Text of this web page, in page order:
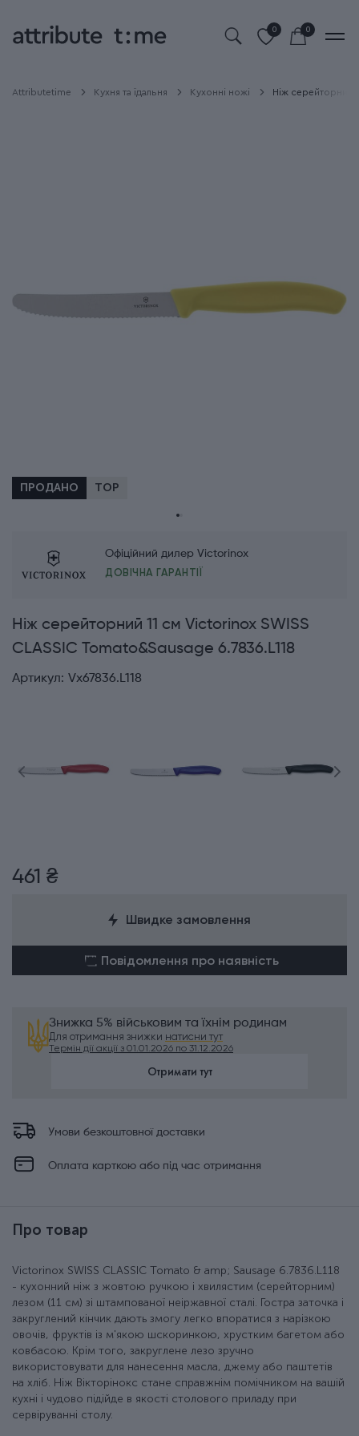
0 0
Attributetime Кухня та їдальня Кухонні ножі Ніж серейторний
ПРОДАНО TOP
Офіційний дилер Victorinox
ДОВІЧНА ГАРАНТІЇ
Ніж серейторний 11 см Victorinox SWISS
CLASSIC Tomato&Sausage 6.7836.L118
Артикул: Vx67836.L118
461 ₴
Швидке замовлення
Повідомлення про наявність
Знижка 5% військовим та їхнім родинам
Для отримання знижки натисни тут
Термін дії акції з 01.01.2026 по 31.12.2026
Отримати тут
Умови безкоштовної доставки
Оплата карткою або під час отримання
Про товар
Victorinox SWISS CLASSIC Tomato & amp; Sausage 6.7836.L118
- кухонний ніж з жовтою ручкою і хвилястим (серейторним)
лезом (11 см) зі штампованої неіржавної сталі. Гостра заточка і
закруглений кінчик дають змогу легко впоратися з нарізкою
овочів, фруктів із м'якою шскоринкою, хрустким багетом або
ковбасою. Крім того, закруглене лезо зручно
використовувати для нанесення масла, джему або паштетів
на хліб. Ніж Вікторінокс стане справжнім помічником на вашій
кухні і чудово підійде в якості столового приладу при
сервіруванні столу.